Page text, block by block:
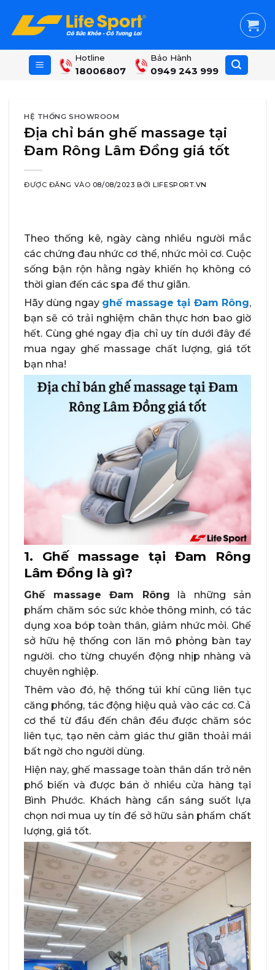
content
Hotline
18006807
Bảo Hành
0949 243 999
HỆ THỐNG SHOWROOM
Địa chỉ bán ghế massage tại
Đam Rông Lâm Đồng giá tốt
ĐƯỢC ĐĂNG VÀO 08/08/2023 BỞILIFESPORT.VN
Theo thống kê, ngày càng nhiều người mắc
các chứng đau nhức cơ thể, nhức mỏi cơ. Cuộc
sống bận rộn hằng ngày khiến họ không có
thời gian đến các spa để thư giãn.
Hãy dùng ngay ghế massage tại Đam Rông,
bạn sẽ có trải nghiệm chân thực hơn bao giờ
hết. Cùng ghé ngay địa chỉ uy tín dưới đây để
mua ngay ghế massage chất lượng, giá tốt
bạn nha!
1. Ghế massage tại Đam Rông
Lâm Đồng là gì?
Ghế massage Đam Rông là những sản
phẩm chăm sóc sức khỏe thông minh, có tác
dụng xoa bóp toàn thân, giảm nhức mỏi. Ghế
sở hữu hệ thống con lăn mô phỏng bàn tay
người. cho từng chuyển động nhịp nhàng và
chuyên nghiệp.
Thêm vào đó, hệ thống túi khí cũng liên tục
căng phồng, tác động hiệu quả vào các cơ. Cả
cơ thể từ đầu đến chân đều được chăm sóc
liên tục, tạo nên cảm giác thư giãn thoải mái
bất ngờ cho người dùng.
Hiện nay, ghế massage toàn thân dần trở nên
phổ biến và được bán ở nhiều cửa hàng tại
Bình Phước. Khách hàng cần sáng suốt lựa
chọn nơi mua uy tín để sở hữu sản phẩm chất
lượng, giá tốt.